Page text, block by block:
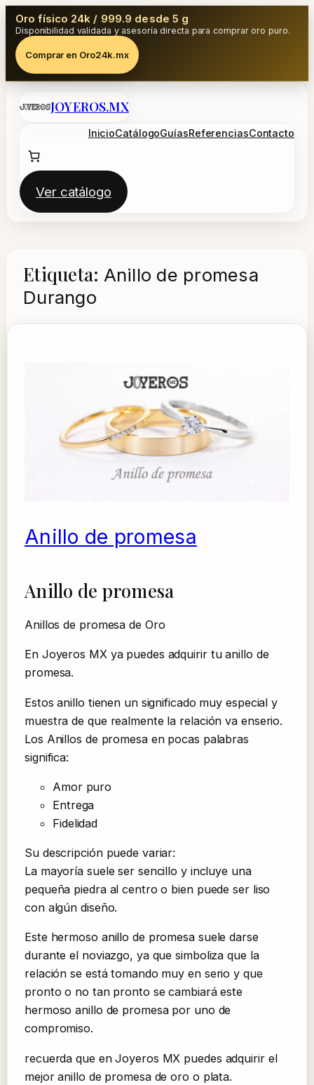
Oro físico 24k / 999.9 desde 5 g
Disponibilidad validada y asesoría directa para comprar oro puro.
Comprar en Oro24k.mx
Saltar
JOYEROS.MX
InicioCatálogoGuíasReferenciasContacto
Ver catálogo
Etiqueta: Anillo de promesa
Durango
Anillo de promesa
Anillo de promesa
Anillos de promesa de Oro
En Joyeros MX ya puedes adquirir tu anillo de
promesa.
Estos anillo tienen un significado muy especial y
muestra de que realmente la relación va enserio.
Los Anillos de promesa en pocas palabras
significa:
Amor puro
Entrega
Fidelidad
Su descripción puede variar:
La mayoría suele ser sencillo y incluye una
pequeña piedra al centro o bien puede ser liso
con algún diseño.
Este hermoso anillo de promesa suele darse
durante el noviazgo, ya que simboliza que la
relación se está tomando muy en serio y que
pronto o no tan pronto se cambiará este
hermoso anillo de promesa por uno de
compromiso.
recuerda que en Joyeros MX puedes adquirir el
mejor anillo de promesa de oro o plata.